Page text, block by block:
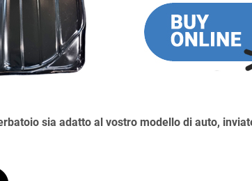
sia adatto al vostro modello di auto,